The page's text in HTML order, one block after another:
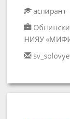
аспирант
НИЯУ